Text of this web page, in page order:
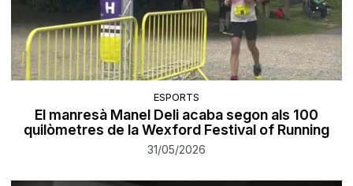
ESPORTS
El manresà Manel Deli acaba segon als 100
quilòmetres de la Wexford Festival of Running
31/05/2026